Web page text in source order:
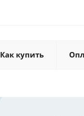
Как купить